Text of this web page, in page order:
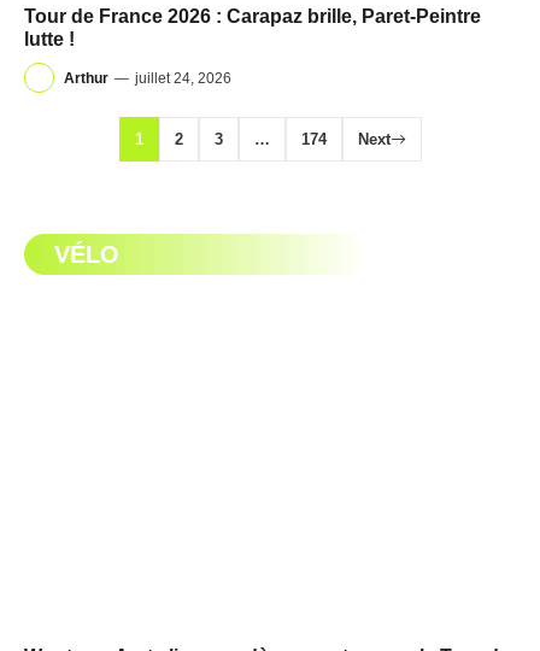
Tour de France 2026 : Carapaz brille, Paret-Peintre
lutte !
Arthur — juillet 24, 2026
1 2 3 … 174 Next
VÉLO